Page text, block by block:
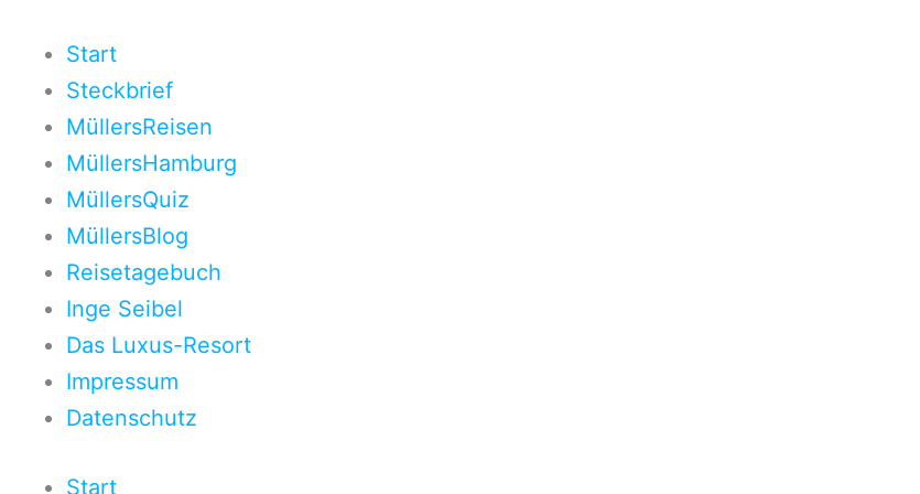
Inhalt
springen
Start
Steckbrief
MüllersReisen
MüllersHamburg
MüllersQuiz
MüllersBlog
Reisetagebuch
Inge Seibel
Das Luxus-Resort
Impressum
Datenschutz
Start